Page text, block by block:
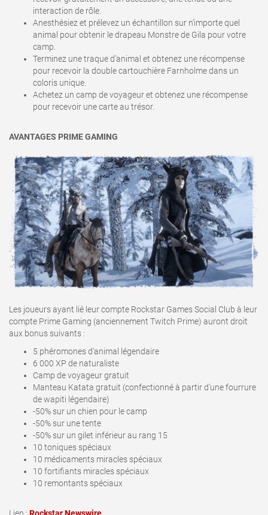
interaction de rôle.
Anesthésiez et prélevez un échantillon sur n'importe quel
animal pour obtenir le drapeau Monstre de Gila pour votre
camp.
Terminez une traque d'animal et obtenez une récompense
pour recevoir la double cartouchière Farnholme dans un
coloris unique.
Achetez un camp de voyageur et obtenez une récompense
pour recevoir une carte au trésor.
AVANTAGES PRIME GAMING
Les joueurs ayant lié leur compte Rockstar Games Social Club à leur
compte Prime Gaming (anciennement Twitch Prime) auront droit
aux bonus suivants :
5 phéromones d'animal légendaire
6 000 XP de naturaliste
Camp de voyageur gratuit
Manteau Katata gratuit (confectionné à partir d'une fourrure
de wapiti légendaire)
-50% sur un chien pour le camp
-50% sur une tente
-50% sur un gilet inférieur au rang 15
10 toniques spéciaux
10 médicaments miracles spéciaux
10 fortifiants miracles spéciaux
10 remontants spéciaux
Lien : Rockstar Newswire